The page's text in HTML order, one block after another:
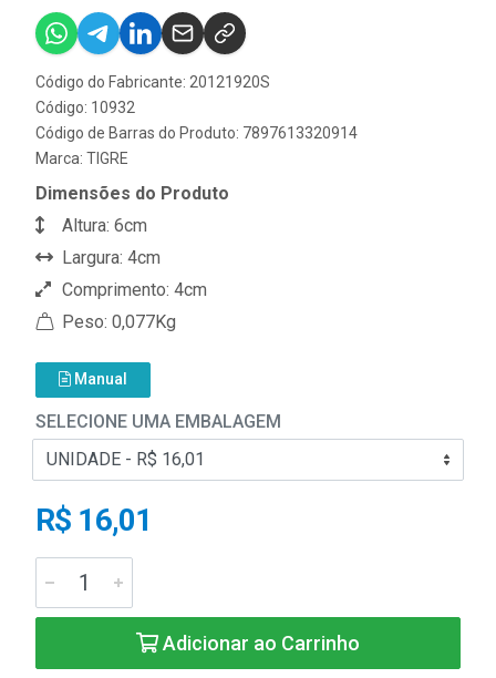
Código do Fabricante: 20121920S
Código: 10932
Código de Barras do Produto: 7897613320914
Marca: TIGRE
Dimensões do Produto
Altura: 6cm
Largura: 4cm
Comprimento: 4cm
Peso: 0,077Kg
Manual
SELECIONE UMA EMBALAGEM
R$ 16,01
Adicionar ao Carrinho